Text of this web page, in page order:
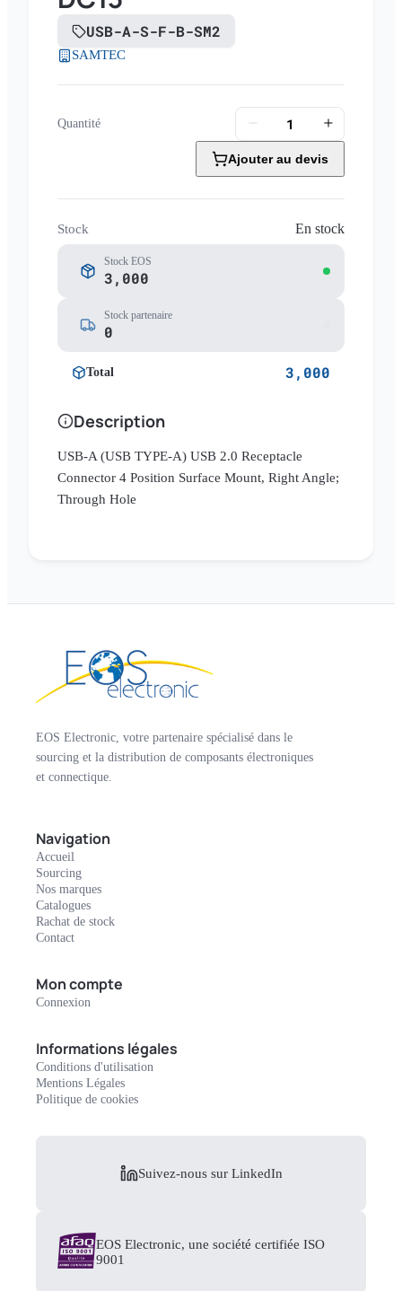
USB-A-S-F-B-SM2
SAMTEC
Quantité
Ajouter au devis
Stock En stock
Stock EOS
3,000
Stock partenaire
0
Total 3,000
Description
USB-A (USB TYPE-A) USB 2.0 Receptacle
Connector 4 Position Surface Mount, Right Angle;
Through Hole
EOS Electronic, votre partenaire spécialisé dans le
sourcing et la distribution de composants électroniques
et connectique.
Navigation
Accueil
Sourcing
Nos marques
Catalogues
Rachat de stock
Contact
Mon compte
Connexion
Informations légales
Conditions d'utilisation
Mentions Légales
Politique de cookies
Suivez-nous sur LinkedIn
EOS Electronic, une société certifiée ISO
9001